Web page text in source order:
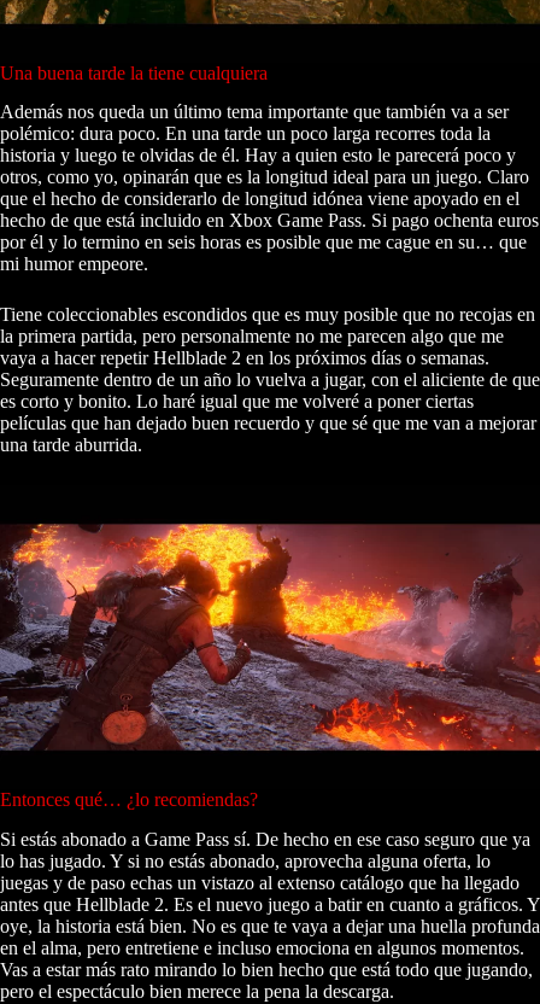
Una buena tarde la tiene cualquiera
Además nos queda un último tema importante que también va a ser
polémico: dura poco. En una tarde un poco larga recorres toda la
historia y luego te olvidas de él. Hay a quien esto le parecerá poco y
otros, como yo, opinarán que es la longitud ideal para un juego. Claro
que el hecho de considerarlo de longitud idónea viene apoyado en el
hecho de que está incluido en Xbox Game Pass. Si pago ochenta euros
por él y lo termino en seis horas es posible que me cague en su… que
mi humor empeore.
Tiene coleccionables escondidos que es muy posible que no recojas en
la primera partida, pero personalmente no me parecen algo que me
vaya a hacer repetir Hellblade 2 en los próximos días o semanas.
Seguramente dentro de un año lo vuelva a jugar, con el aliciente de que
es corto y bonito. Lo haré igual que me volveré a poner ciertas
películas que han dejado buen recuerdo y que sé que me van a mejorar
una tarde aburrida.
Entonces qué… ¿lo recomiendas?
Si estás abonado a Game Pass sí. De hecho en ese caso seguro que ya
lo has jugado. Y si no estás abonado, aprovecha alguna oferta, lo
juegas y de paso echas un vistazo al extenso catálogo que ha llegado
antes que Hellblade 2. Es el nuevo juego a batir en cuanto a gráficos. Y
oye, la historia está bien. No es que te vaya a dejar una huella profunda
en el alma, pero entretiene e incluso emociona en algunos momentos.
Vas a estar más rato mirando lo bien hecho que está todo que jugando,
pero el espectáculo bien merece la pena la descarga.